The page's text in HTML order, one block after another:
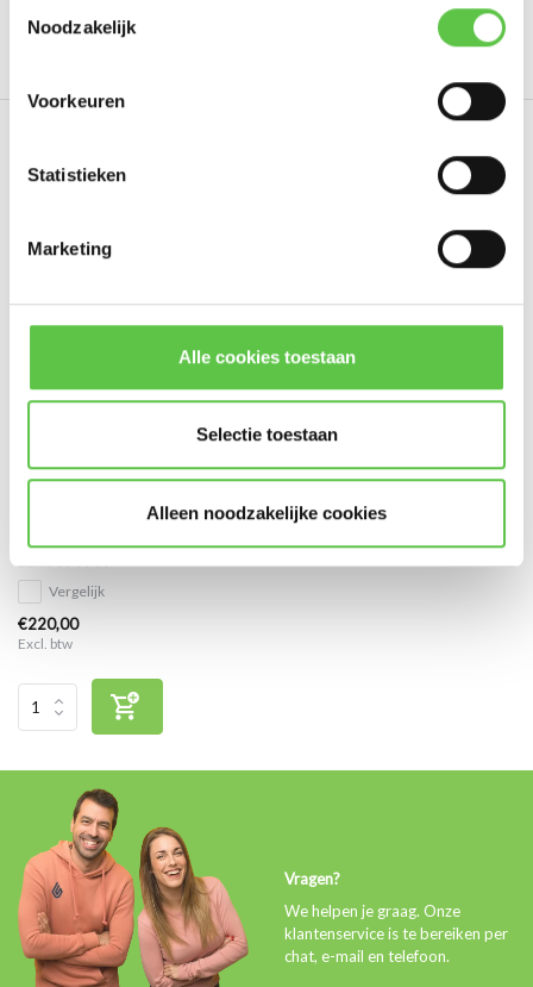
Noodzakelijk
Voorkeuren
Statistieken
Marketing
Alle cookies toestaan
Selectie toestaan
Alleen noodzakelijke cookies
1 Year
Cisco Meraki MS250-24
Vergelijk
€220,00
Excl. btw
Vragen?
We helpen je graag. Onze
klantenservice is te bereiken per
chat, e-mail en telefoon.
Abonneer
* Lees hier de wettelijke beperkingen